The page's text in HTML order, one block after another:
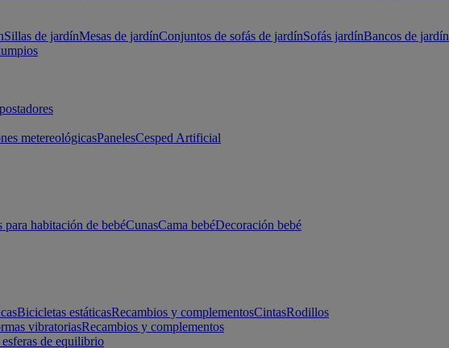
Sillas de jardínMesas de jardínConjuntos de sofás de jardínSofás jardínBancos de jardín
metereológicasPanelesCesped Artificial
para habitación de bebéCunasCama bebéDecoración bebé
Bicicletas estáticasRecambios y complementosCintasRodillos
vibratoriasRecambios y complementos
de equilibrio